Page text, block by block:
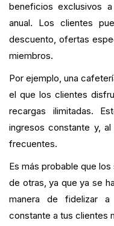
beneficios exclusivos
anual. Los clientes
descuento, ofertas
miembros.
Por ejemplo, una
el que los clientes
recargas ilimitadas.
ingresos constante y,
frecuentes.
Es más probable que
de otras, ya que ya se
manera de fidelizar
constante a tus clientes